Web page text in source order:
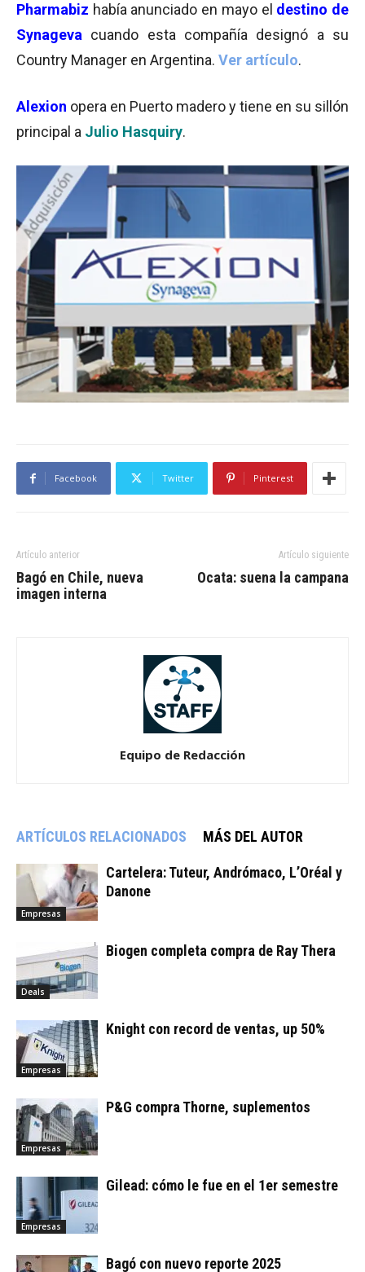
Pharmabiz había anunciado en mayo el destino de
Synageva cuando esta compañía designó a su
Country Manager en Argentina. Ver artículo.
Alexion opera en Puerto madero y tiene en su sillón
principal a Julio Hasquiry.
Facebook Twitter Pinterest
Artículo anterior
Bagó en Chile, nueva
imagen interna
Artículo siguiente
Ocata: suena la campana
Equipo de Redacción
ARTÍCULOS RELACIONADOS MÁS DEL AUTOR
Empresas
Cartelera: Tuteur, Andrómaco, L’Oréal y
Danone
Deals
Biogen completa compra de Ray Thera
Empresas
Knight con record de ventas, up 50%
Empresas
P&G compra Thorne, suplementos
Empresas
Gilead: cómo le fue en el 1er semestre
Bagó con nuevo reporte 2025